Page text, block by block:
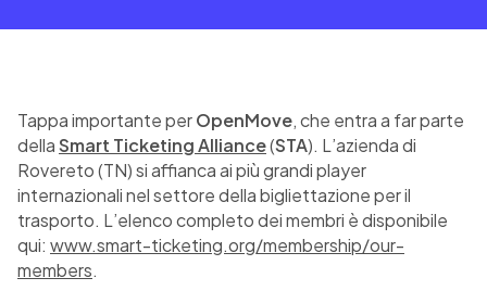
Tappa importante perOpenMove, che entra a far parte
dellaSmart Ticketing Alliance(STA). L’azienda di
Rovereto (TN) si affianca ai più grandi player
internazionali nel settore della bigliettazione per il
trasporto. L’elenco completo dei membri è disponibile
qui: www.smart-ticketing.org/membership/our-
members.